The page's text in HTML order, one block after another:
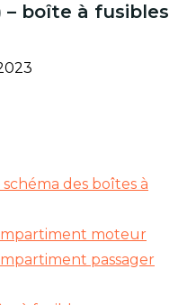
– boîte à fusibles
schéma des boîtes à
moteur
passager